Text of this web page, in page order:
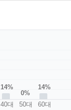
14%
40대
0%
50대
14%
60대